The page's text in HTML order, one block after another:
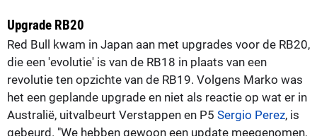
Upgrade RB20
Red Bull kwam in Japan aan met upgrades voor de RB20,
die een 'evolutie' is van de RB18 in plaats van een
revolutie ten opzichte van de RB19. Volgens Marko was
het een geplande upgrade en niet als reactie op wat er in
Australië, uitvalbeurt Verstappen en P5 Sergio Perez, is
gebeurd. "We hebben gewoon een update meegenomen,